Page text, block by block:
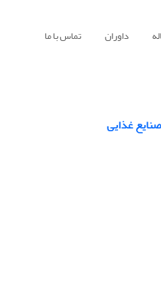
داوران تماس با ما
غذایی